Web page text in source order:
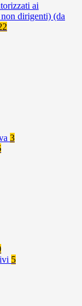
ai
dirigenti) (da
3
5